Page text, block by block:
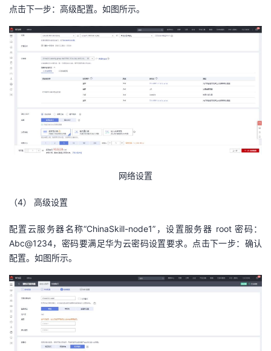
点击下一步：高级配置。如图所示。
网络设置
（4） 高级设置
配置云服务器名称“ChinaSkill-node1”，设置服务器 root 密码：
Abc@1234，密码要满足华为云密码设置要求。点击下一步：确认
配置。如图所示。